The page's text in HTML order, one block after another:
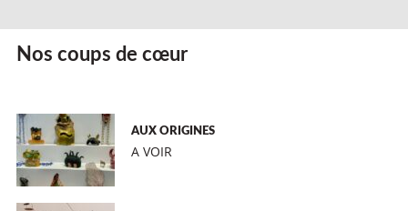
Nos coups de cœur
AUX ORIGINES
A VOIR